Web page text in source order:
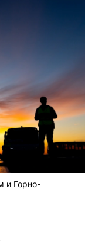
и Горно-